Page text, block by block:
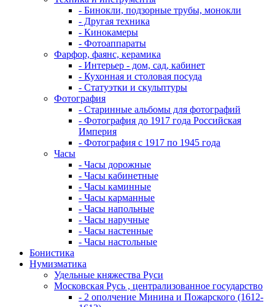
- Бинокли, подзорные трубы, монокли
- Другая техника
- Кинокамеры
- Фотоаппараты
Фарфор, фаянс, керамика
- Интерьер - дом, сад, кабинет
- Кухонная и столовая посуда
- Статуэтки и скульптуры
Фотография
- Старинные альбомы для фотографий
- Фотография до 1917 года Российская
Империя
- Фотография с 1917 по 1945 года
Часы
- Часы дорожные
- Часы кабинетные
- Часы каминные
- Часы карманные
- Часы напольные
- Часы наручные
- Часы настенные
- Часы настольные
Бонистика
Нумизматика
Удельные княжества Руси
Московская Русь , централизованное государство
- 2 ополчение Минина и Пожарского (1612-